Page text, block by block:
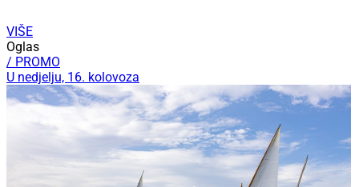
VIŠE
Oglas
/ PROMO
U nedjelju, 16. kolovoza